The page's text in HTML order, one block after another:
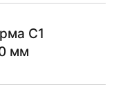
С1
мм